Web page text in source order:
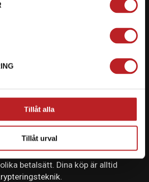
Tillåt alla
Tillåt urval
betalsätt. Dina köp är alltid